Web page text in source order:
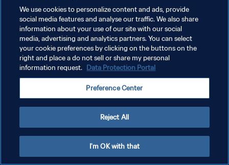
DATENSCHUTZ
NUTZUNGSBEDINGUNGEN
COOKIE-EINSTELLUNGEN VERWALTEN
We use cookies to personalize content and ads, provide
social media features and analyse our traffic. We also share
information about your use of our site with our social
media, advertising and analytics partners. You can select
your cookie preferences by clicking on the buttons on the
right and place a do not sell or share my personal
information request. Data Protection Portal
Preference Center
Reject All
I'm OK with that